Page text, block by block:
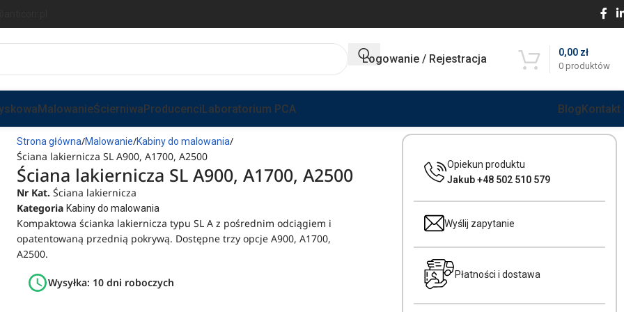
Logowanie / Rejestracja
0 produktów
0,00 zł
MalowanieŚcierniwaProducenciLaboratorium PCA BlogKontakt
Strona główna Malowanie Kabiny do malowania
Ściana lakiernicza SL A900, A1700, A2500
Ściana lakiernicza SL A900, A1700, A2500
Nr Kat. Ściana lakiernicza
Kategoria Kabiny do malowania
Kompaktowa ścianka lakiernicza typu SL A z pośrednim odciągiem i
opatentowaną przednią pokrywą. Dostępne trzy opcje A900, A1700,
A2500.
Wysyłka: 10 dni roboczych
Opiekun produktu
Jakub +48 502 510 579
Wyślij zapytanie
Płatności i dostawa